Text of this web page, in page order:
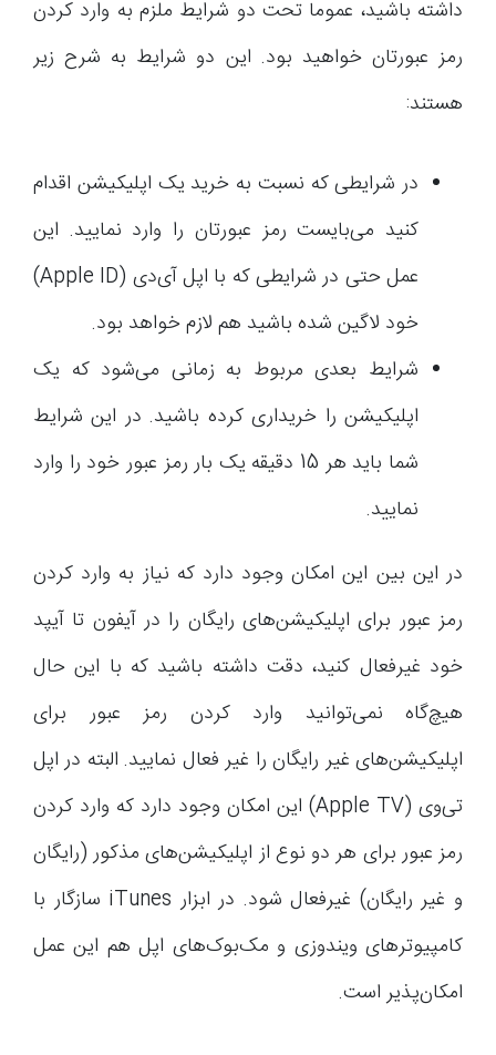
داشته باشید، عموما تحت دو شرایط ملزم به وارد کردن
رمز عبورتان خواهید بود. این دو شرایط به شرح زیر
هستند:
در شرایطی که نسبت به خرید یک اپلیکیشن اقدام
کنید می‌بایست رمز عبورتان را وارد نمایید. این
عمل حتی در شرایطی که با اپل آی‌دی (Apple ID)
خود لاگین شده باشید هم لازم خواهد بود.
شرایط بعدی مربوط به زمانی می‌شود که یک
اپلیکیشن را خریداری کرده باشید. در این شرایط
شما باید هر 15 دقیقه یک بار رمز عبور خود را وارد
نمایید.
در این بین این امکان وجود دارد که نیاز به وارد کردن
رمز عبور برای اپلیکیشن‌های رایگان را در آیفون تا آیپد
خود غیرفعال کنید، دقت داشته باشید که با این حال
هیچ‌گاه نمی‌توانید وارد کردن رمز عبور برای
اپلیکیشن‌های غیر رایگان را غیر فعال نمایید. البته در اپل
تی‌وی (Apple TV) این امکان وجود دارد که وارد کردن
رمز عبور برای هر دو نوع از اپلیکیشن‌های مذکور (رایگان
و غیر رایگان) غیرفعال شود. در ابزار iTunes سازگار با
کامپیوترهای ویندوزی و مک‌بوک‌های اپل هم این عمل
امکان‌پذیر است.